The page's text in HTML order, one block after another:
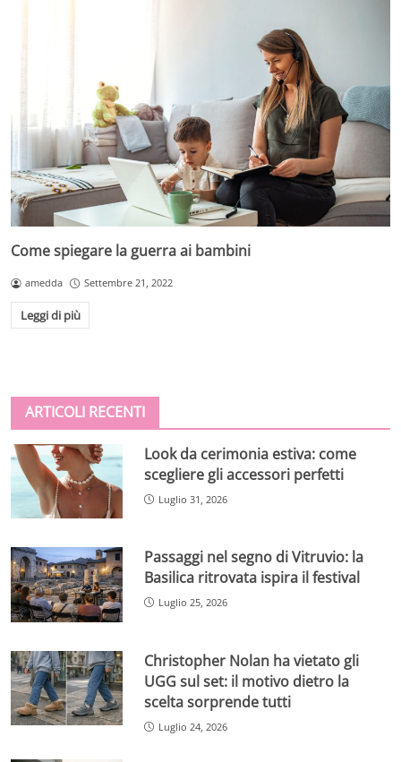
Come spiegare la guerra ai bambini
amedda Settembre 21, 2022
Leggi di più
ARTICOLI RECENTI
Look da cerimonia estiva: come
scegliere gli accessori perfetti
Luglio 31, 2026
Passaggi nel segno di Vitruvio: la
Basilica ritrovata ispira il festival
Luglio 25, 2026
Christopher Nolan ha vietato gli
UGG sul set: il motivo dietro la
scelta sorprende tutti
Luglio 24, 2026